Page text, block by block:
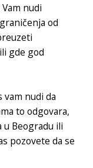
Vam nudi
od
ili gde god
vam nudi da
to odgovara,
u Beogradu ili
pozovete da se